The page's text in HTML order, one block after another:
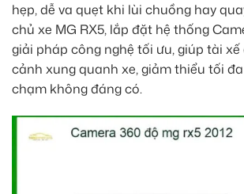
hẹp, dễ va quẹt khi lùi chuồng hay
chủ xe MG RX5, lắp đặt hệ thống
giải pháp công nghệ tối ưu, giúp tài
cảnh xung quanh xe, giảm thiểu tối
chạm không đáng có.